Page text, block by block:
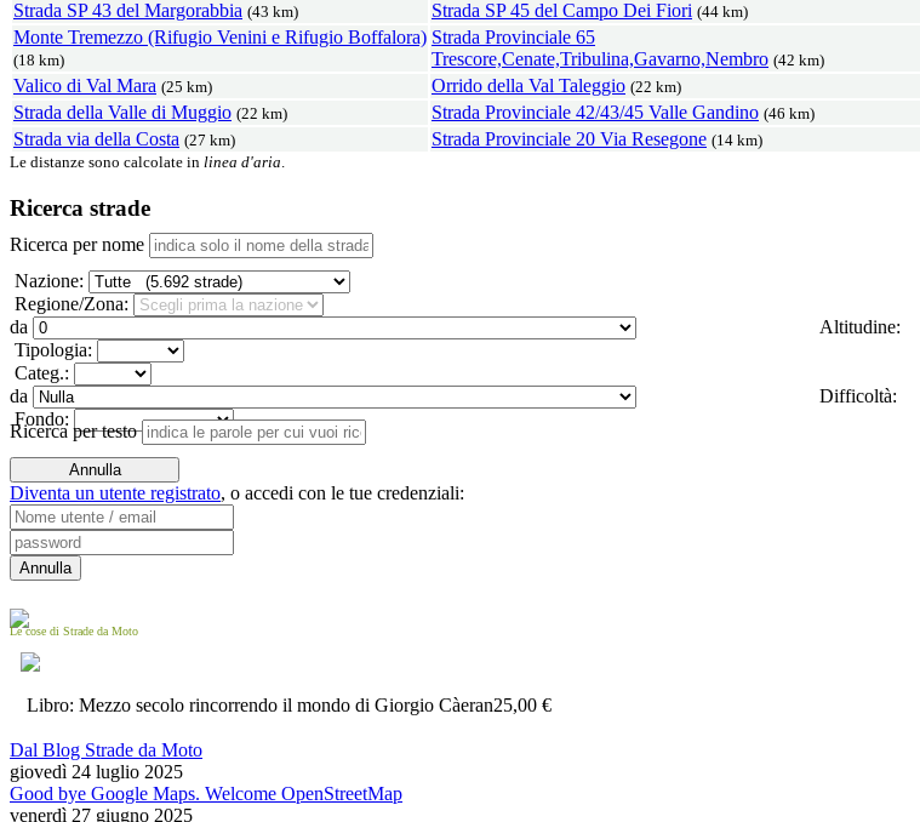
Strada SP 43 del Margorabbia (43 km) Strada SP 45 del Campo Dei Fiori (44 km)
Monte Tremezzo (Rifugio Venini e Rifugio Boffalora)
(18 km)
Strada Provinciale 65
Trescore,Cenate,Tribulina,Gavarno,Nembro (42 km)
Valico di Val Mara (25 km) Orrido della Val Taleggio (22 km)
Strada della Valle di Muggio (22 km) Strada Provinciale 42/43/45 Valle Gandino (46 km)
Strada via della Costa (27 km) Strada Provinciale 20 Via Resegone (14 km)
Le distanze sono calcolate in linea d'aria.
Ricerca strade
Ricerca per nome
Nazione:
Regione/Zona:
Altitudine:
da
Tipologia:
Categ.:
Difficoltà:
da
Fondo:
Ricerca per testo
Diventa un utente registrato, o accedi con le tue credenziali:
Le cose di Strade da Moto
Libro: Mezzo secolo rincorrendo il mondo di Giorgio Càeran25,00 €
Dal Blog Strade da Moto
giovedì 24 luglio 2025
Good bye Google Maps. Welcome OpenStreetMap
venerdì 27 giugno 2025